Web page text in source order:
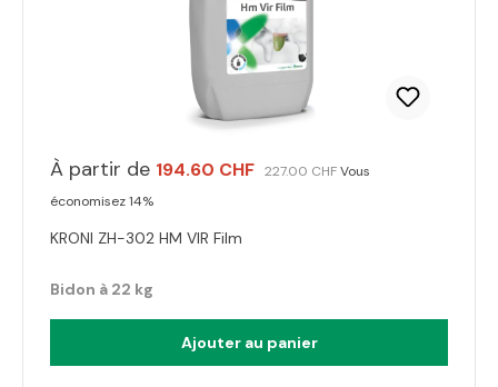
À partir de 194.60 CHF 227.00 CHFVous
économisez 14%
KRONI ZH-302 HM VIR Film
Bidon à 22 kg
Ajouter au panier